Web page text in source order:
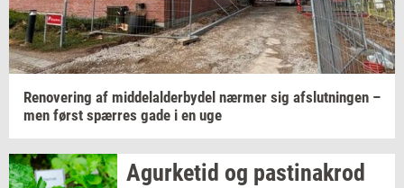
Renove­ring af mid­delal­der­by­del nær­mer sig af­slut­nin­gen –
men først spær­res gade i en uge
Agur­ke­tid og pa­stina­krod